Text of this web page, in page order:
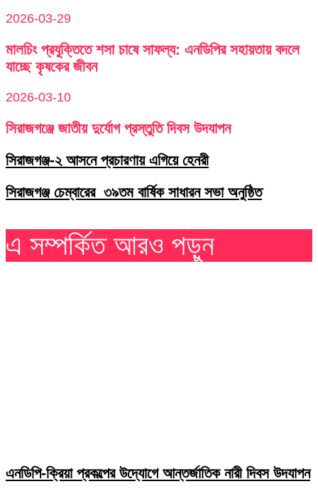
2026-03-29
মালচিং প্রযুক্তিতে শসা চাষে সাফল্য: এনডিপির সহায়তায় বদলে
যাচ্ছে কৃষকের জীবন
2026-03-10
সিরাজগঞ্জে জাতীয় দুর্যোগ প্রস্তুতি দিবস উদযাপন
সিরাজগঞ্জ-২ আসনে প্রচারণায় এগিয়ে হেনরী
সিরাজগঞ্জ চেম্বারের ৩৯তম বার্ষিক সাধারন সভা অনুষ্ঠিত
এ সম্পর্কিত আরও পড়ুন
এনডিপি-ক্রিয়া প্রকল্পের উদ্যোগে আন্তর্জাতিক নারী দিবস উদযাপন